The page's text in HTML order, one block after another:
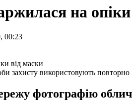
на
00:23
захисту використовують повторно
фотографію